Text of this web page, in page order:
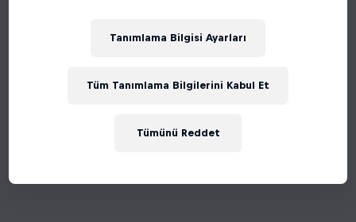
Tanımlama Bilgisi Ayarları
Tümünü Reddet
Tüm Tanımlama Bilgilerini Kabul Et